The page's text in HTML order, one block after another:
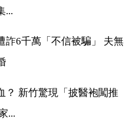
...
詐6千萬「不信被騙」 夫無
？ 新竹驚現「披醫袍闖推
...